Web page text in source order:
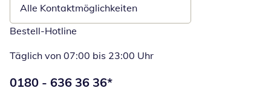
Alle Kontaktmöglichkeiten
Bestell-Hotline
Täglich von 07:00 bis 23:00 Uhr
Telefonnummer:
0180 - 636 36 36*